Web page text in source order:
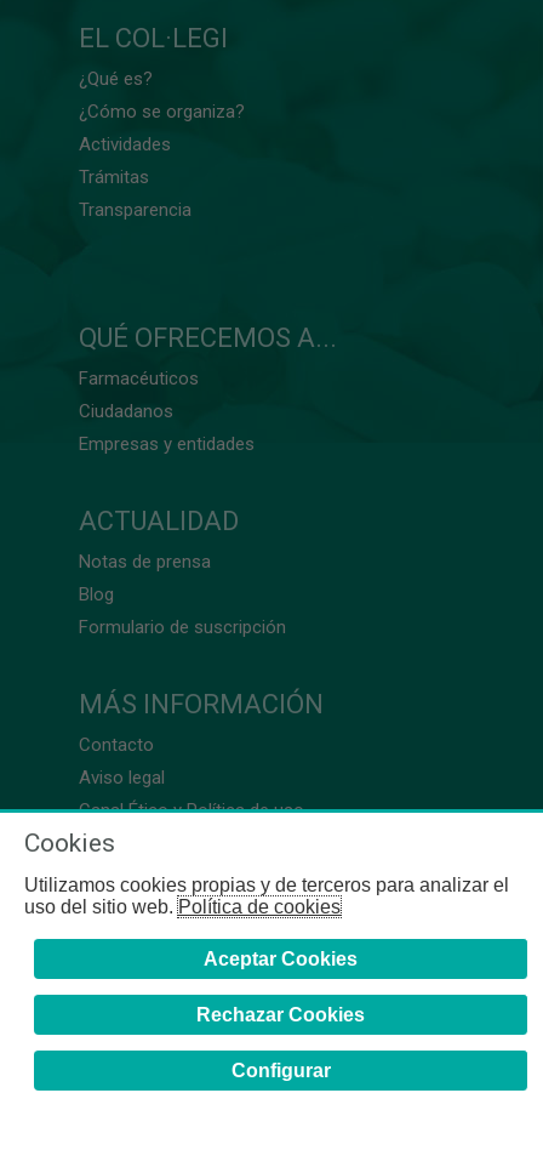
EL COL·LEGI
¿Qué es?
¿Cómo se organiza?
Actividades
Trámitas
Transparencia
QUÉ OFRECEMOS A...
Farmacéuticos
Ciudadanos
Empresas y entidades
ACTUALIDAD
Notas de prensa
Blog
Formulario de suscripción
MÁS INFORMACIÓN
Contacto
Aviso legal
Canal Ético y Política de uso
Cookies
Utilizamos cookies propias y de terceros para analizar el
uso del sitio web.Política de cookies
Aceptar Cookies
Rechazar Cookies
Configurar